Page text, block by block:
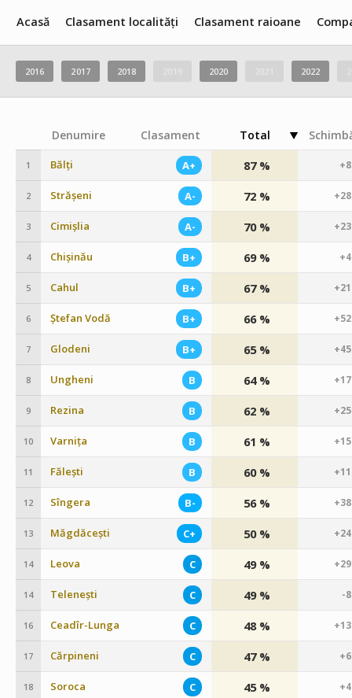
Acasă Clasament localități Clasament raioane
2016 2017 2018 2020 2022
Denumire Clasament Total
1 Bălți A+ 87 %
2 Strășeni A- 72 %
3 Cimișlia A- 70 %
4 Chișinău B+ 69 %
5 Cahul B+ 67 %
6 Ștefan Vodă B+ 66 %
7 Glodeni B+ 65 %
8 Ungheni B 64 %
9 Rezina B 62 %
10 Varnița B 61 %
11 Fălești B 60 %
12 Sîngera B- 56 %
13 Măgdăcești C+ 50 %
14 Leova C 49 %
14 Telenești C 49 % -
16 Ceadîr-Lunga C 48 %
17 Cărpineni C 47 %
18 Soroca C 45 %